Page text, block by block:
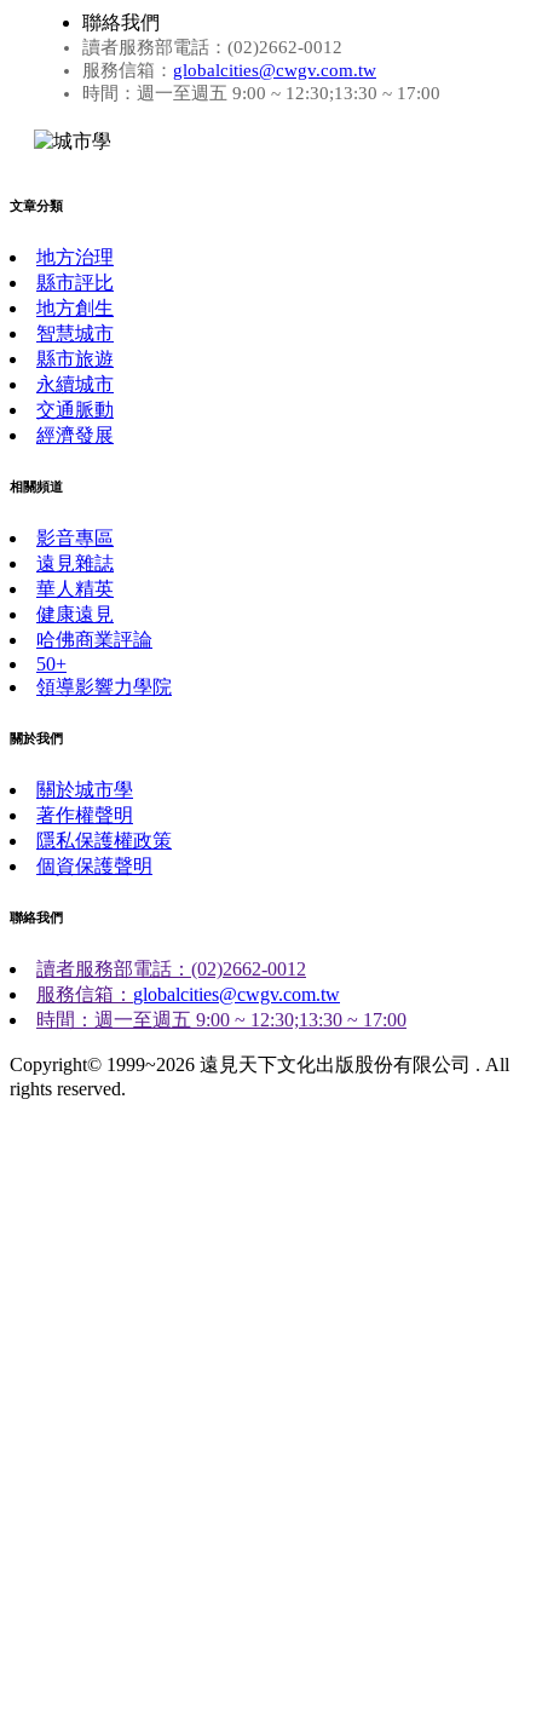
聯絡我們
讀者服務部電話：(02)2662-0012
服務信箱： globalcities@cwgv.com.tw
時間：週一至週五 9:00 ~ 12:30;13:30 ~ 17:00
文章分類
地方治理
縣市評比
地方創生
智慧城市
縣市旅遊
永續城市
交通脈動
經濟發展
相關頻道
影音專區
遠見雜誌
華人精英
健康遠見
哈佛商業評論
50+
領導影響力學院
關於我們
關於城市學
著作權聲明
隱私保護權政策
個資保護聲明
聯絡我們
讀者服務部電話：(02)2662-0012
服務信箱： globalcities@cwgv.com.tw
時間：週一至週五 9:00 ~ 12:30;13:30 ~ 17:00
Copyright© 1999~2026 遠見天下文化出版股份有限公司 . All
rights reserved.